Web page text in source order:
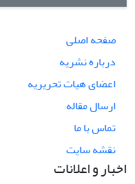
صفحه اصلی
درباره نشریه
اعضای هیات تحریریه
ارسال مقاله
تماس با ما
نقشه سایت
اخبار و اعلانات